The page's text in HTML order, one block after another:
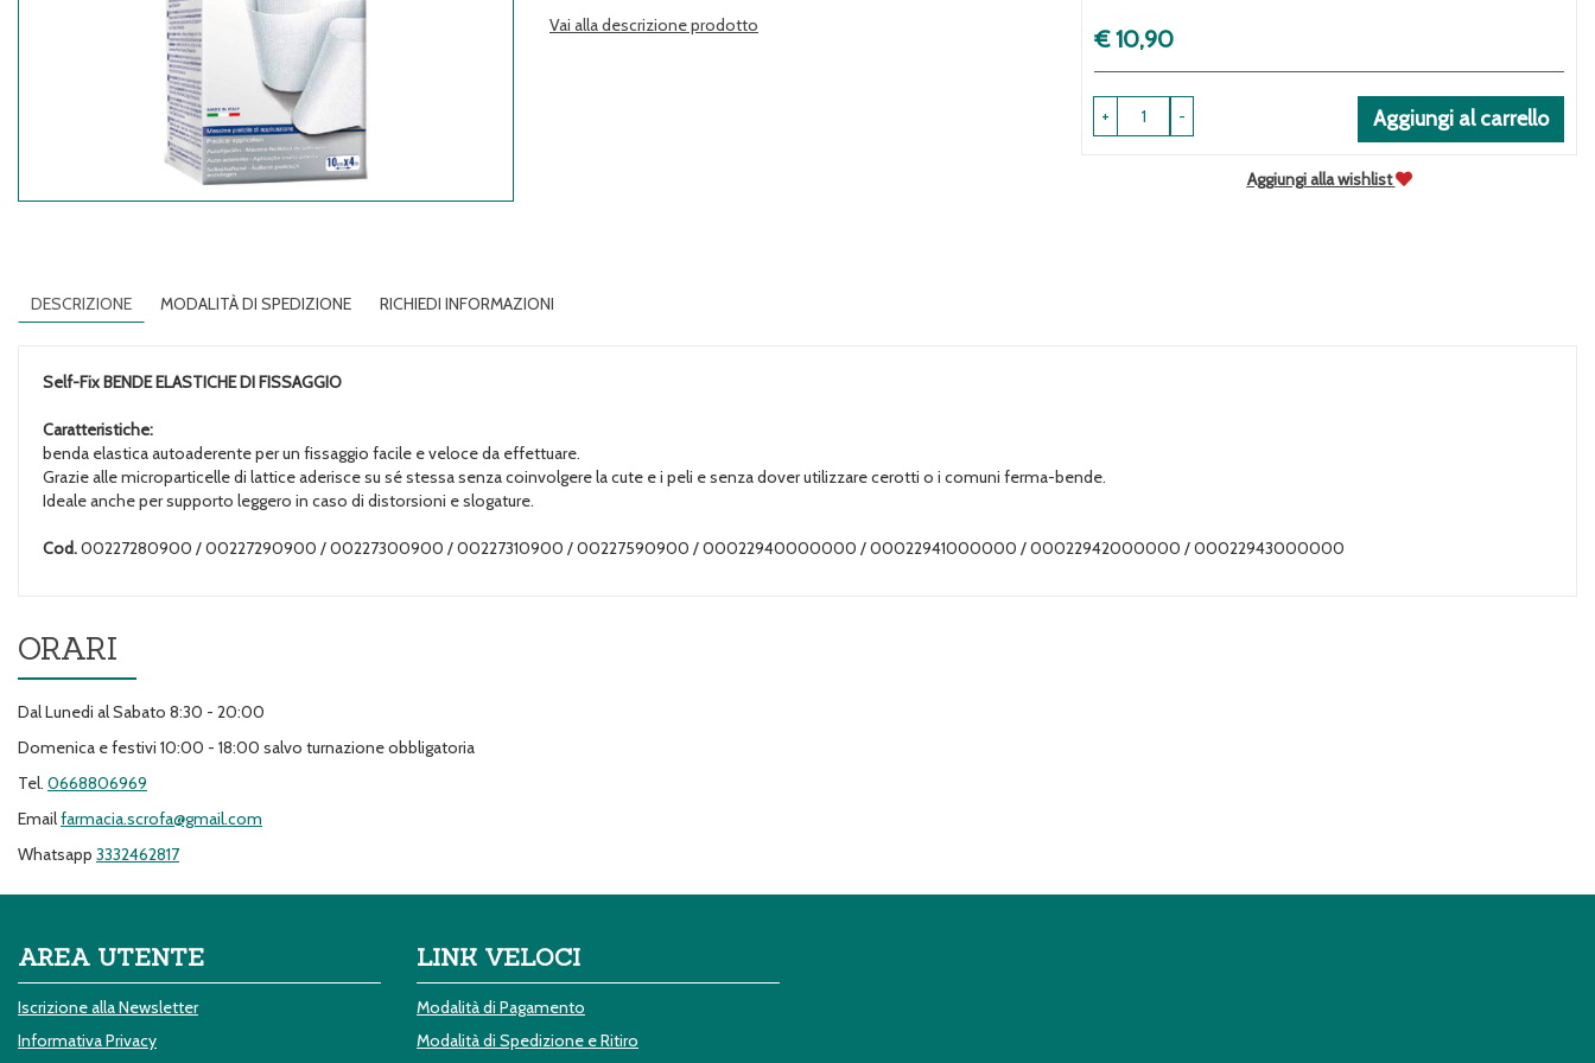
Vai alla descrizione prodotto
Prezzo
€ 10,90
-
+ Aggiungi al carrello
Aggiungi alla wishlist
DESCRIZIONE MODALITÀ DI SPEDIZIONE RICHIEDI INFORMAZIONI
Self-FixBENDE ELASTICHE DI FISSAGGIO
Caratteristiche:
benda elastica autoaderente per un fissaggio facile e veloce da effettuare.
Grazie alle microparticelle di lattice aderisce su sé stessa senza coinvolgere la cute e i peli e senza dover utilizzare cerotti o i comuni ferma-bende.
Ideale anche per supporto leggero in caso di distorsioni e slogature.
Cod.00227280900 / 00227290900 / 00227300900 / 00227310900 / 00227590900 / 00022940000000 / 00022941000000 / 00022942000000 / 00022943000000
ORARI
Dal Lunedi al Sabato 8:30 - 20:00
Domenica e festivi 10:00 - 18:00 salvo turnazione obbligatoria
Tel. 0668806969
Emailfarmacia.scrofa@gmail.com
Whatsapp 3332462817
AREA UTENTE
Iscrizione alla Newsletter
Informativa Privacy
LINK VELOCI
Modalità di Pagamento
Modalità di Spedizione e Ritiro